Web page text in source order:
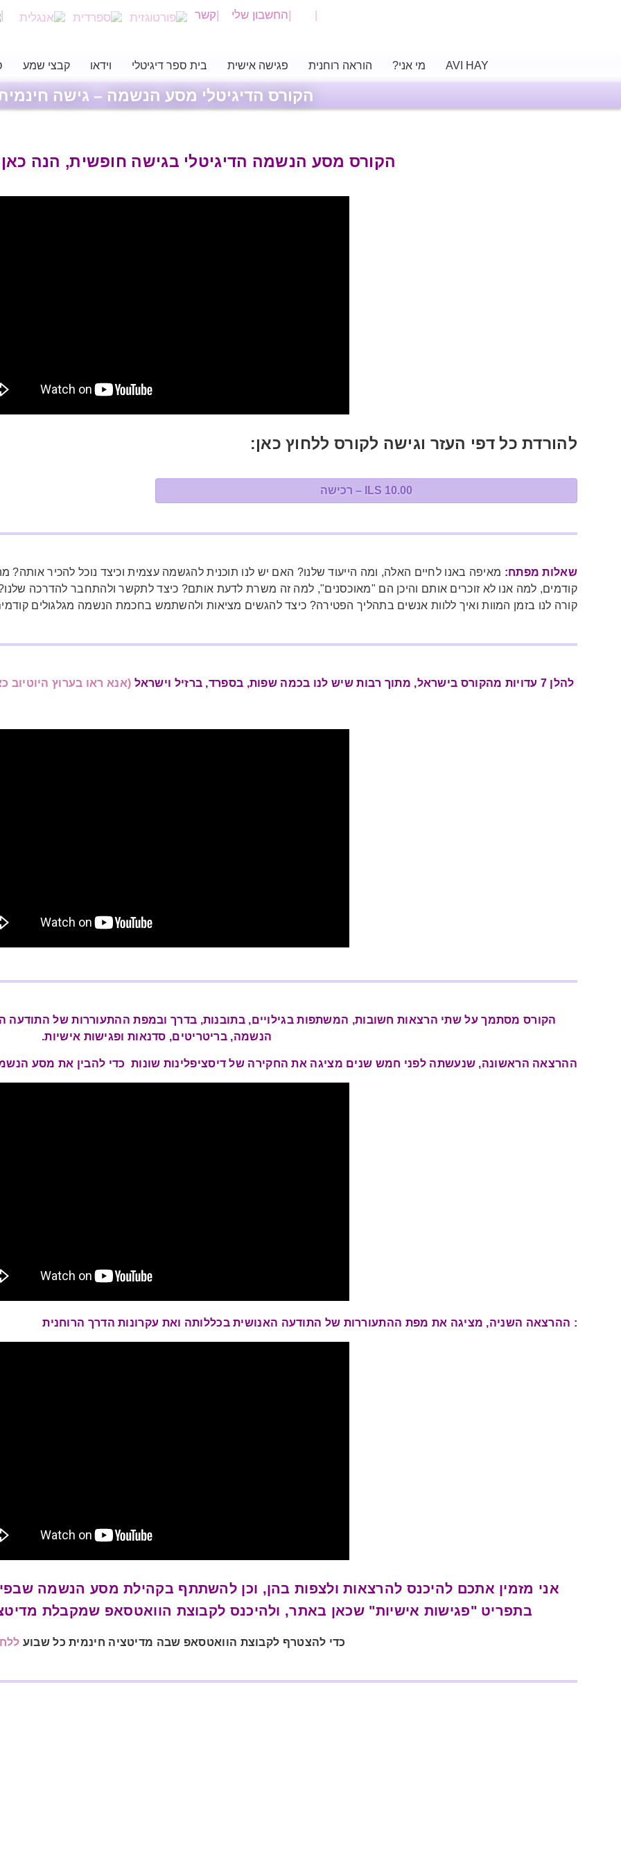
החשבון שלי קשר
AVI HAY מי אני? הוראה רוחנית פגישה אישית בית ספר דיגיטלי וידאו קבצי שמע
הקורס הדיגיטלי מסע הנשמה – גישה
הקורס מסע הנשמה הדיגיטלי בגישה חופשית, הנה
להורדת כל דפי העזר וגישה לקורס ללחוץ כאן:
10.00 ILS – רכישה
שאלות מפתח: מאיפה באנו לחיים האלה, ומה הייעוד שלנו? האם יש לנו תוכנית להגשמה עצמית וכיצד נוכל להכיר
קודמים, למה אנו לא זוכרים אותם והיכן הם "מאוכסנים", למה זה משרת לדעת אותם? כיצד לתקשר ולהתחבר להדרכה
קורה לנו בזמן המוות ואיך ללוות אנשים בתהליך הפטירה? כיצד להגשים מציאות ולהשתמש בחכמת הנשמה מגלגולים
להלן 7 עדויות מהקורס בישראל, מתוך רבות שיש לנו בכמה שפות, בספרד, ברזיל וישראל (אנא ראו בערוץ היוטיוב
הקורס מסתמך על שתי הרצאות חשובות, המשתפות בגילויים, בתובנות, בדרך ובמפת ההתעוררות של התודעה
הנשמה, בריטריטים, סדנאות ופגישות אישיות.
ההרצאה הראשונה, שנעשתה לפני חמש שנים מציגה את החקירה של דיסציפלינות שונות כדי להבין את מסע
: ההרצאה השניה, מציגה את מפת ההתעוררות של התודעה האנושית בכללותה ואת עקרונות הדרך הרוחנית
אני מזמין אתכם להיכנס להרצאות ולצפות בהן, וכן להשתתף בקהילת מסע הנשמה
בתפריט "פגישות אישיות" שכאן באתר, ולהיכנס לקבוצת הוואטסאפ שמקבלת
כדי להצטרף לקבוצת הוואטסאפ שבה מדיטציה חינמית כל שבוע